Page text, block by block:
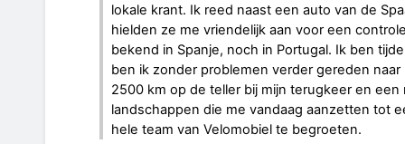
lokale krant. Ik reed naast een auto van de
hielden ze me vriendelijk aan voor een
bekend in Spanje, noch in Portugal. Ik ben
ben ik zonder problemen verder gereden
2500 km op de teller bij mijn terugkeer en
landschappen die me vandaag aanzetten tot
hele team van Velomobiel te begroeten.